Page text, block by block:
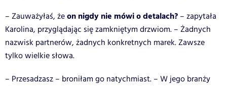
– Zauważyłaś, żeon nigdy nie mówi o detalach? – zapytała
Karolina, przyglądając się zamkniętym drzwiom. – Żadnych
nazwisk partnerów, żadnych konkretnych marek. Zawsze
tylko wielkie słowa.
– Przesadzasz – broniłam go natychmiast. – W jego branży